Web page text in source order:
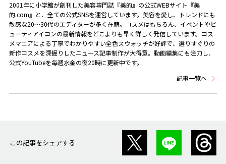
2001年に小学館が創刊した美容専門誌『美的』の公式WEBサイト『美
的.com』と、全ての公式SNSを運営しています。美容を愛し、トレンドにも
敏感な20～30代のエディターが多く在籍。コスメはもちろん、イベントやビ
ューティアイコンの最新情報をどこよりも早く詳しく発信しています。コス
メマニアによる丁寧でわかりやすい全色スウォッチが好評で、選りすぐりの
新作コスメを深掘りしたニュース記事制作が大得意。動画編集にも注力し、
公式YouTubeを毎週水金の夜20時に更新中です。
記事一覧へ
この記事をシェアする